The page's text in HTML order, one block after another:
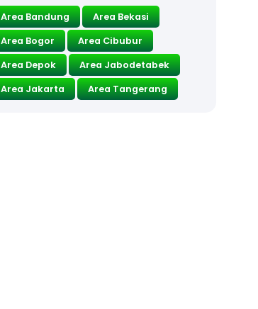
Area Bandung
Area Bekasi
Area Bogor
Area Cibubur
Area Depok
Area Jabodetabek
Area Jakarta
Area Tangerang